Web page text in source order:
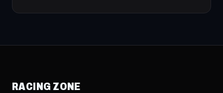
RACING ZONE